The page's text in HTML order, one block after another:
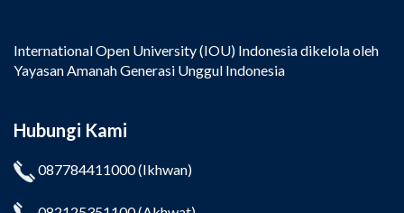
International Open University (IOU) Indonesia dikelola oleh
Yayasan Amanah Generasi Unggul Indonesia
Hubungi Kami
087784411000(Ikhwan)